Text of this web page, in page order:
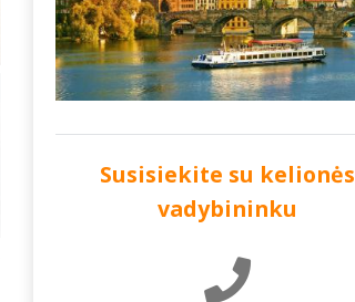
Susisiekite su kelionės
vadybininku